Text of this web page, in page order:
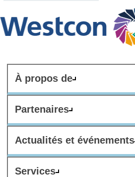
À propos de
Partenaires
Actualités et événements
Services